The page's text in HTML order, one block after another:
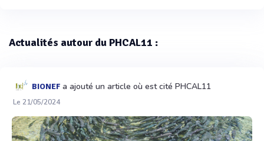
Actualités autour du PHCAL11 :
BIONEF a ajouté un article où est cité PHCAL11
Le 21/05/2024